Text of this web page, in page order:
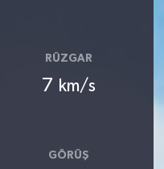
RÜZGAR
7 km/s
GÖRÜŞ